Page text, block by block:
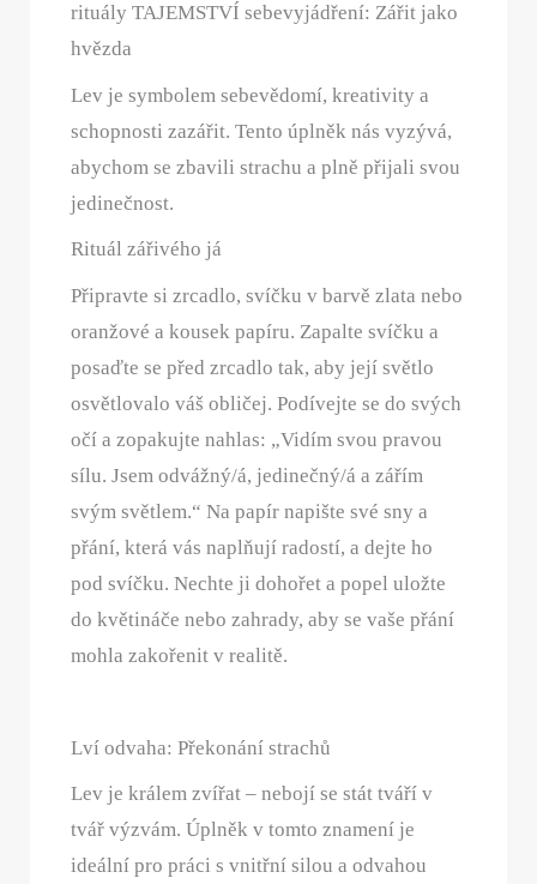
rituály TAJEMSTVÍ sebevyjádření: Zářit jako
hvězda
Lev je symbolem sebevědomí, kreativity a
schopnosti zazářit. Tento úplněk nás vyzývá,
abychom se zbavili strachu a plně přijali svou
jedinečnost.
Rituál zářivého já
Připravte si zrcadlo, svíčku v barvě zlata nebo
oranžové a kousek papíru. Zapalte svíčku a
posaďte se před zrcadlo tak, aby její světlo
osvětlovalo váš obličej. Podívejte se do svých
očí a zopakujte nahlas: „Vidím svou pravou
sílu. Jsem odvážný/á, jedinečný/á a zářím
svým světlem.“ Na papír napište své sny a
přání, která vás naplňují radostí, a dejte ho
pod svíčku. Nechte ji dohořet a popel uložte
do květináče nebo zahrady, aby se vaše přání
mohla zakořenit v realitě.
Lví odvaha: Překonání strachů
Lev je králem zvířat – nebojí se stát tváří v
tvář výzvám. Úplněk v tomto znamení je
ideální pro práci s vnitřní silou a odvahou